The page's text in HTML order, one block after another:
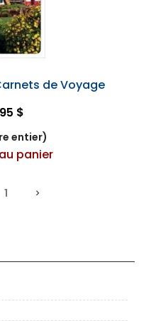
de Voyage
$
entier)
panier
1